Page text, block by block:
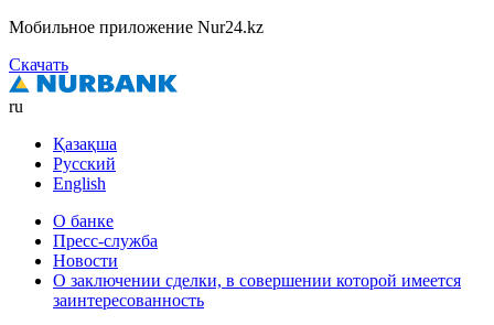
Мобильное приложение Nur24.kz
Скачать
ru
Қазақша
Русский
English
О банке
Пресс-служба
Новости
О заключении сделки, в совершении которой имеется
заинтересованность